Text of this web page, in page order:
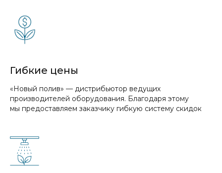
Гибкие цены
«Новый полив» — дистрибьютор ведущих
производителей оборудования. Благодаря этому
мы предоставляем заказчику гибкую систему скидок